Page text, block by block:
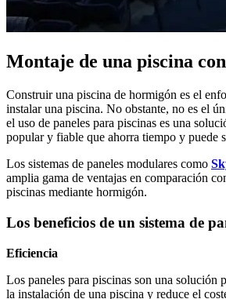
Montaje de una piscina
Construir una piscina de hormigón es el
instalar una piscina. No obstante, no es el
el uso de paneles para piscinas es una
popular y fiable que ahorra tiempo y puede
Los sistemas de paneles modulares como
amplia gama de ventajas en comparación
piscinas mediante hormigón.
Los beneficios de un sistema de
Eficiencia
Los paneles para piscinas son una solución
la instalación de una piscina y reduce el